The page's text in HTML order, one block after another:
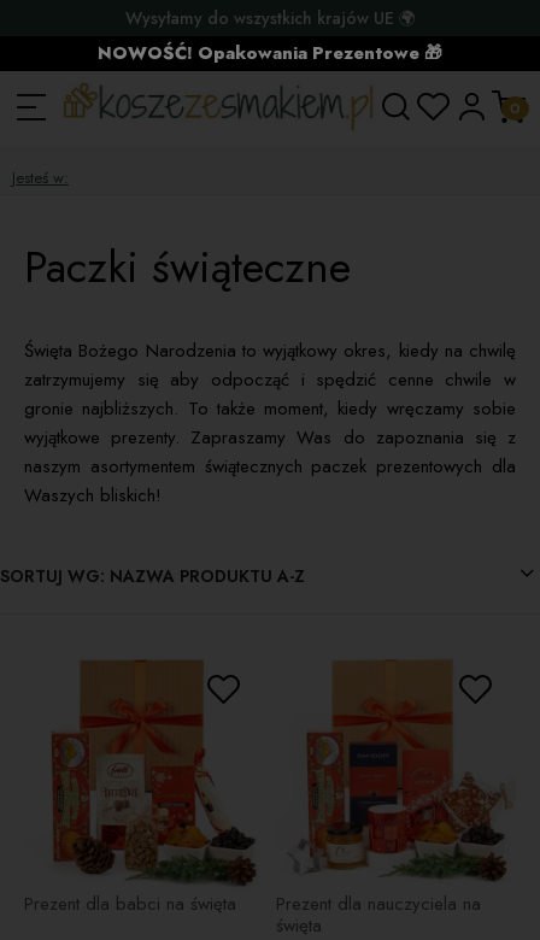
Wysyłamy do wszystkich krajów UE 🌍
NOWOŚĆ! Opakowania Prezentowe 🎁
Jesteś w:
Paczki świąteczne
Święta Bożego Narodzenia to wyjątkowy okres, kiedy na chwilę
zatrzymujemy się aby odpocząć i spędzić cenne chwile w
gronie najbliższych. To także moment, kiedy wręczamy sobie
wyjątkowe prezenty. Zapraszamy Was do zapoznania się z
naszym asortymentem świątecznych paczek prezentowych dla
Waszych bliskich!
SORTUJ WG: NAZWA PRODUKTU A-Z
Prezent dla babci na święta
Prezent dla nauczyciela na
święta